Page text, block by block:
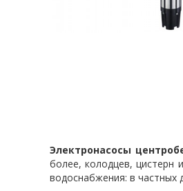
Электронасосы
более, колодцев, цистерн
водоснабжения: в частных